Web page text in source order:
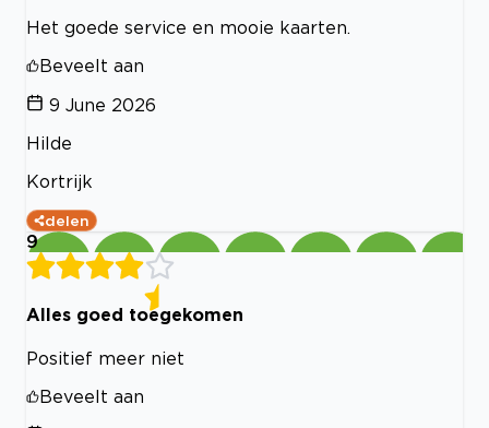
Het goede service en mooie kaarten.
Beveelt aan
9 June 2026
Hilde
Kortrijk
delen
9
Alles goed toegekomen
Positief meer niet
Beveelt aan